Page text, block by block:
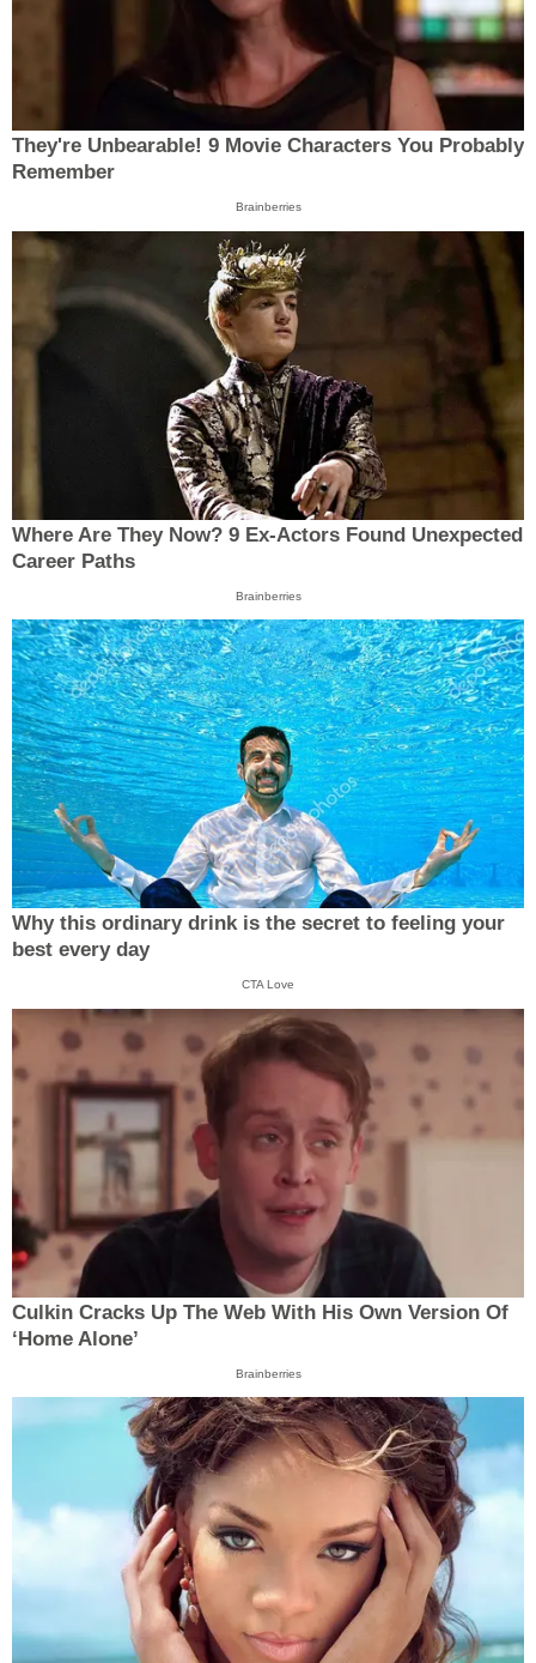
They're Unbearable! 9 Movie Characters You Probably
Remember
Brainberries
Where Are They Now? 9 Ex-Actors Found Unexpected
Career Paths
Brainberries
Why this ordinary drink is the secret to feeling your
best every day
CTA Love
Culkin Cracks Up The Web With His Own Version Of
‘Home Alone’
Brainberries